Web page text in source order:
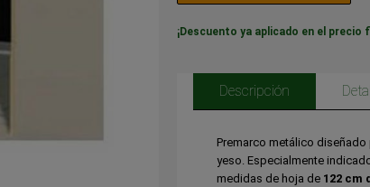
¡Descuento ya aplicado en el precio
Descripción
Premarco metálico
yeso. Especialmente
medidas de hoja de 122 cm